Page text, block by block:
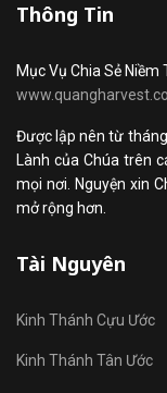
Thông Tin
Mục Vụ Chia Sẻ Niềm
Được lập nên từ
Lành của Chúa trên
mọi nơi. Nguyện xin
mở rộng hơn.
Tài Nguyên
Kinh Thánh Cựu Ước
Kinh Thánh Tân Ước